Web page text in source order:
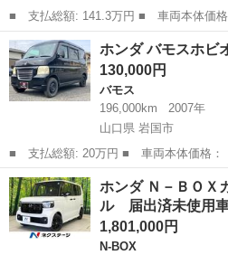
■ 支払総額: 141.3万円 ■ 車両本体価格： 1,348,000 円 ■ メーカ
ー名： ホンダ ■ 車種名： フリード
Ｇ ジャストセレクション 純正ナビ
ライドド...
鳥取 米子市 フリード
ホンダ バモスホビ
130,000円
バモス
196,000km
2007年
山口県 岩国市
■ 支払総額: 20万円 ■ 車両本体価格： 130,000 円 ■ メーカー
名： ホンダ ■ 車種名： バモスホビ
■ 排気量： 660cc ■ ドア枚数： 5D
山口 岩国市 バモス
ホンダ Ｎ－ＢＯＸ
ル 届出済未使用
1,801,000円
N-BOX